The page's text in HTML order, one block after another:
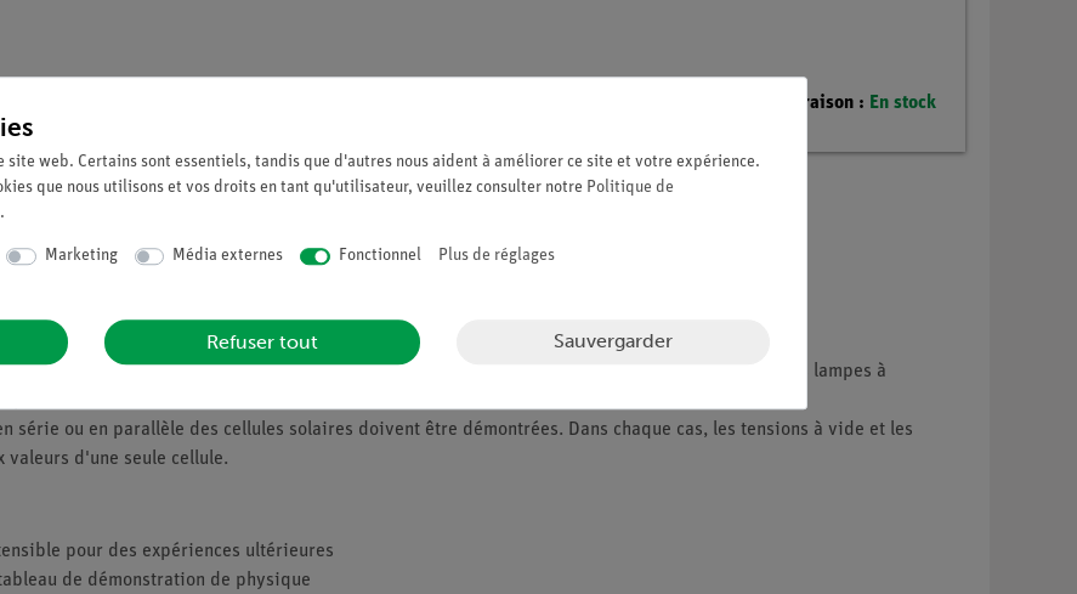
Délai de livraison : En stock
V, ce qui n'est pas suffisant pour faire fonctionner des diodes électroluminescentes ou de petites lampes à
cellules solaires sont donc connectées en série.
série ou en parallèle des cellules solaires doivent être démontrées. Dans chaque cas, les tensions à vide et les
valeurs d'une seule cellule.
pour des expériences ultérieures
de démonstration de physique
site web. Certains sont essentiels, tandis que d'autres nous aident à améliorer ce site et votre expérience.
que nous utilisons et vos droits en tant qu'utilisateur, veuillez consulter notre Politique de
.
Marketing Média externes Fonctionnel Plus de réglages
Refuser tout Sauvergarder